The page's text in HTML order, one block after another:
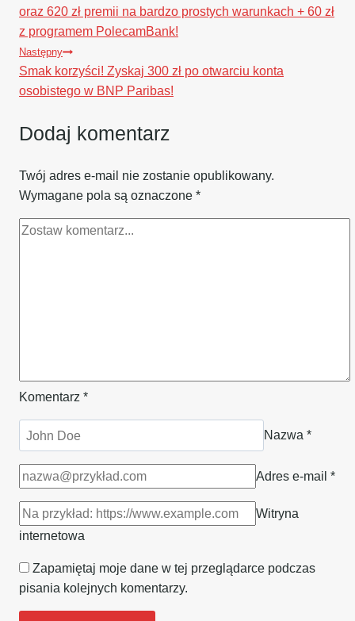
oraz 620 zł premii na bardzo prostych warunkach + 60 zł
z programem PolecamBank!
Następny
Smak korzyści! Zyskaj 300 zł po otwarciu konta
osobistego w BNP Paribas!
Dodaj komentarz
Twój adres e-mail nie zostanie opublikowany.
Wymagane pola są oznaczone *
Komentarz *
Nazwa *
Adres e-mail *
Witryna
internetowa
Zapamiętaj moje dane w tej przeglądarce podczas
pisania kolejnych komentarzy.